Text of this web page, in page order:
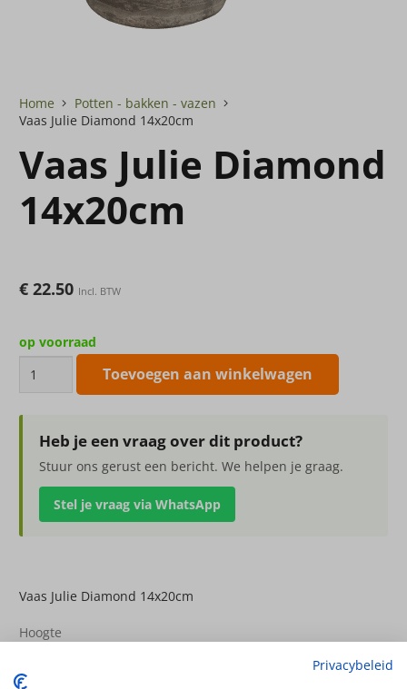
Home
Potten - bakken - vazen
Vaas Julie Diamond 14x20cm
Vaas Julie Diamond
14x20cm
€ 22.50 Incl. BTW
op voorraad
Diamond
14x20cm
aantal
Toevoegen aan winkelwagen
Heb je een vraag over dit product?
Stuur ons gerust een bericht. We helpen je graag.
Stel je vraag via WhatsApp
Vaas Julie Diamond 14x20cm
Hoogte
Diameter
Privacybeleid